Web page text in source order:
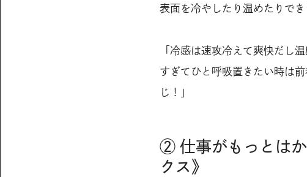
表面を冷やしたり温めたりでき
「冷感は速攻冷えて爽快だし
すぎてひと呼吸置きたい時は
じ！」
② 仕事がもっとは
クス》